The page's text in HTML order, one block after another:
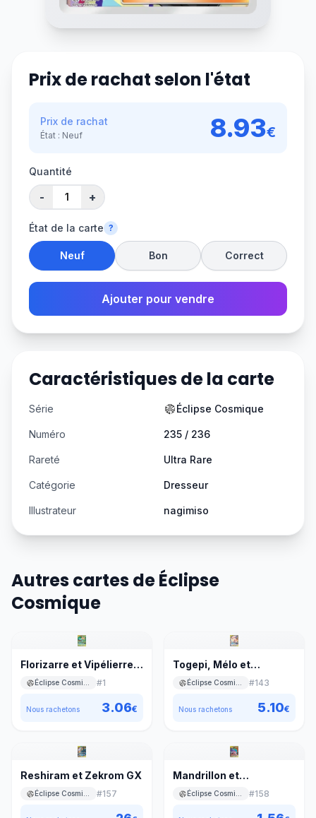
Prix de rachat selon l'état
Prix de rachat
État : Neuf 8.93€
Quantité
- +
État de la carte ?
Neuf Bon Correct
Ajouter pour vendre
Caractéristiques de la carte
Série Éclipse Cosmique
Numéro 235 / 236
Rareté Ultra Rare
Catégorie Dresseur
Illustrateur nagimiso
Autres cartes de Éclipse
Cosmique
Florizarre et Vipélierre
GX
#1
Nous rachetons 3.06€
Togepi, Mélo et
Toudoudou GX
#143
Nous rachetons 5.10€
Reshiram et Zekrom GX
#157
Mandrillon et
Engloutyran GX#158